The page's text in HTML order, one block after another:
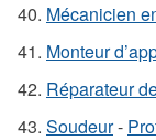
Mécanicien
Monteur
Réparateur
Soudeur-